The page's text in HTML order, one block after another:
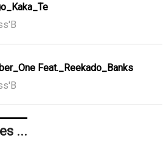
Feat._Reekado_Banks
...